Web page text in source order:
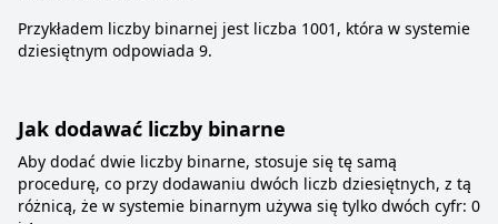
Przykładem liczby binarnej jest liczba 1001, która w systemie
dziesiętnym odpowiada 9.
Jak dodawać liczby binarne
Aby dodać dwie liczby binarne, stosuje się tę samą
procedurę, co przy dodawaniu dwóch liczb dziesiętnych, z tą
różnicą, że w systemie binarnym używa się tylko dwóch cyfr: 0